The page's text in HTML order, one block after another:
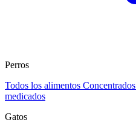
Perros
Todos los alimentos Concentrados
medicados
Gatos